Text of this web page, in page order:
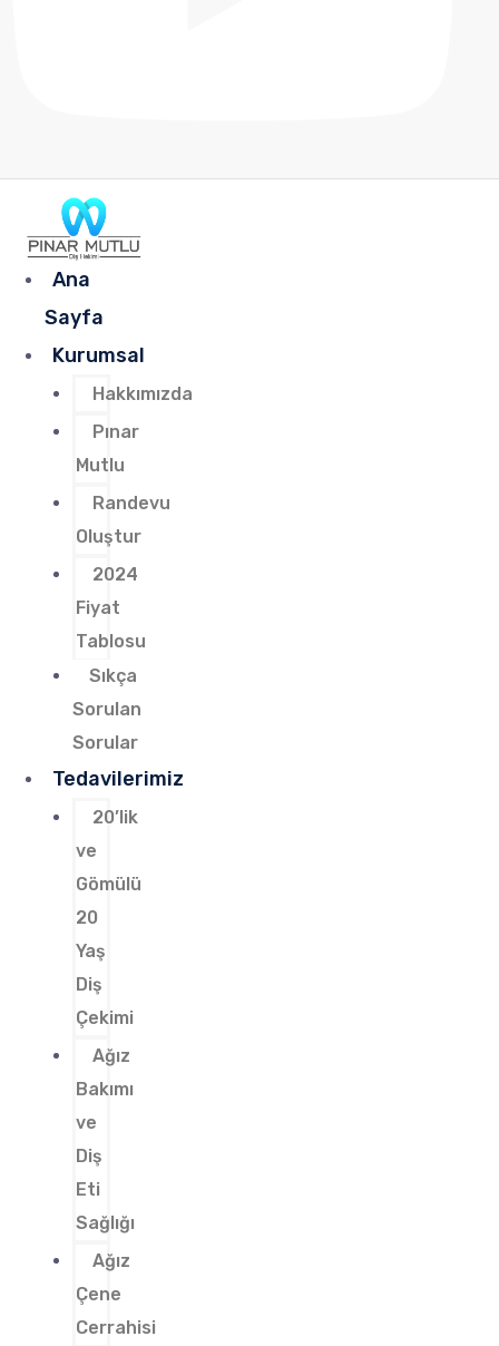
Ana
Sayfa
Kurumsal
Hakkımızda
Pınar
Mutlu
Randevu
Oluştur
2024
Fiyat
Tablosu
Sıkça
Sorulan
Sorular
Tedavilerimiz
20’lik
ve
Gömülü
20
Yaş
Diş
Çekimi
Ağız
Bakımı
ve
Diş
Eti
Sağlığı
Ağız
Çene
Cerrahisi